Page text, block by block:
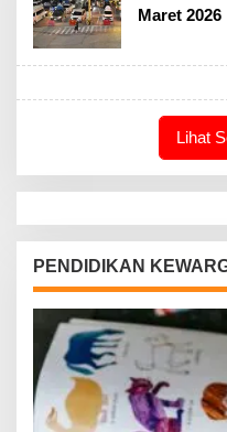
Maret 2026
Lihat
PENDIDIKAN